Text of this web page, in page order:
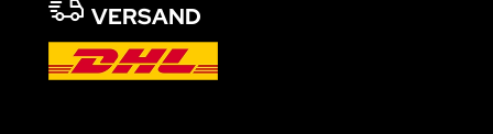
VERSAND